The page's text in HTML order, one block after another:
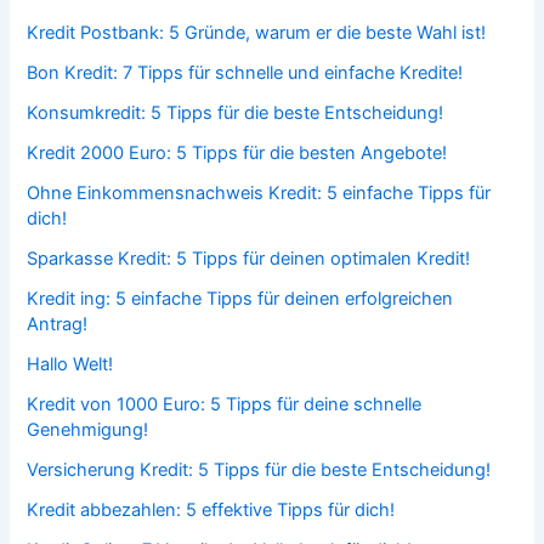
Kredit Postbank: 5 Gründe, warum er die beste Wahl ist!
Bon Kredit: 7 Tipps für schnelle und einfache Kredite!
Konsumkredit: 5 Tipps für die beste Entscheidung!
Kredit 2000 Euro: 5 Tipps für die besten Angebote!
Ohne Einkommensnachweis Kredit: 5 einfache Tipps für
dich!
Sparkasse Kredit: 5 Tipps für deinen optimalen Kredit!
Kredit ing: 5 einfache Tipps für deinen erfolgreichen
Antrag!
Hallo Welt!
Kredit von 1000 Euro: 5 Tipps für deine schnelle
Genehmigung!
Versicherung Kredit: 5 Tipps für die beste Entscheidung!
Kredit abbezahlen: 5 effektive Tipps für dich!